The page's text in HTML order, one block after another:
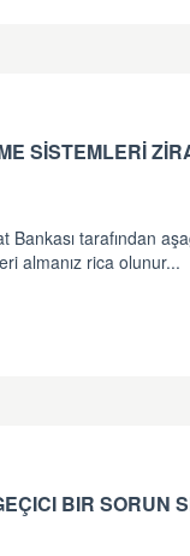
SİSTEMLERİ
Bankası tarafından
almanız rica olunur...